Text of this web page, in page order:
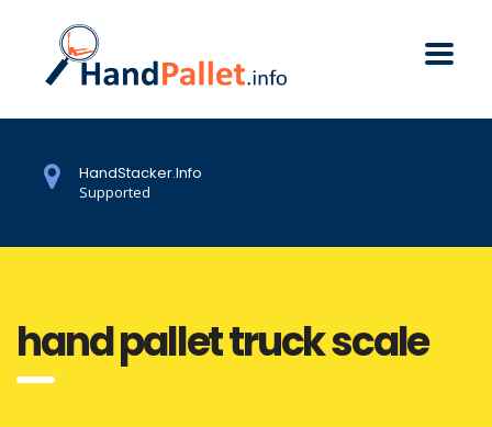
HandStacker.Info
Supported
hand pallet truck scale